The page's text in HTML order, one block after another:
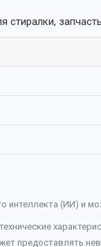
стиралки,
интеллекта (ИИ) и
предоставлять